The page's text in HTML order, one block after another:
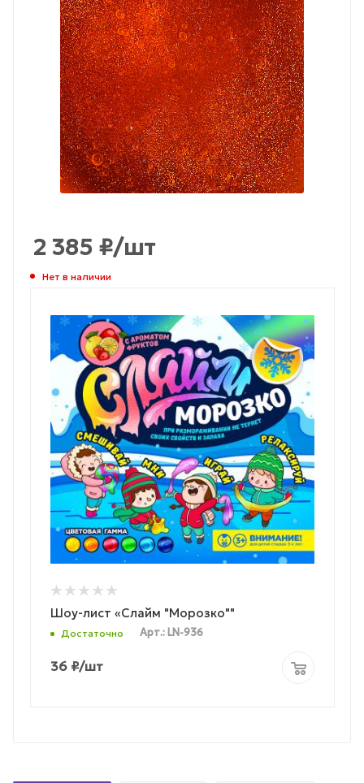
2 385 ₽/шт
Нет в наличии
Шоу-лист «Слайм "Морозко""
Достаточно Арт.: LN-936
36 ₽/шт